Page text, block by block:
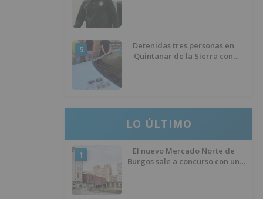
5
Detenidas tres personas en
Quintanar de la Sierra con
LO ÚLTIMO
1
El nuevo Mercado Norte de
Burgos sale a concurso con un